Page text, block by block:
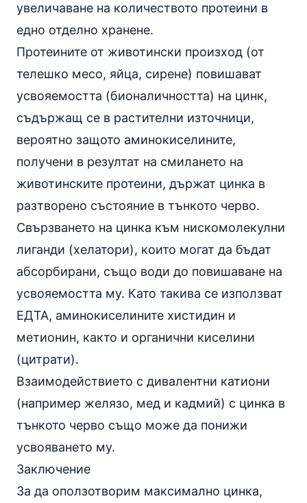
увеличаване на количеството протеини в
едно отделно хранене.
Протеините от животински произход (от
телешко месо, яйца, сирене) повишават
усвояемостта (бионаличността) на цинк,
съдържащ се в растителни източници,
вероятно защото аминокиселините,
получени в резултат на смилането на
животинските протеини, държат цинка в
разтворено състояние в тънкото черво.
Свързването на цинка към нискомолекулни
лиганди (хелатори), които могат да бъдат
абсорбирани, също води до повишаване на
усвояемостта му. Като такива се използват
ЕДТА, аминокиселините хистидин и
метионин, както и органични киселини
(цитрати).
Взаимодействието с дивалентни катиони
(например желязо, мед и кадмий) с цинка в
тънкото черво също може да понижи
усвояването му.
Заключение
За да оползотворим максимално цинка,